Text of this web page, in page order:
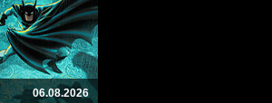
06.08.2026